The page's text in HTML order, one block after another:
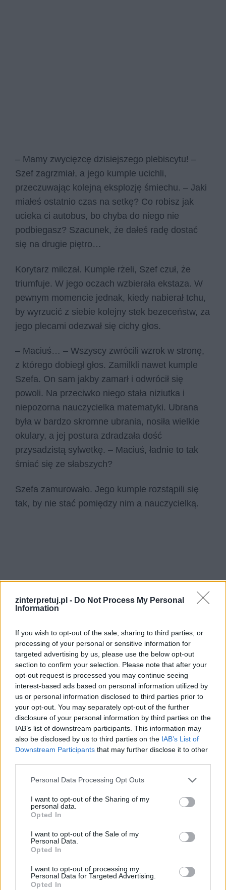
zinterpretuj.pl - Do Not Process My Personal
Information
If you wish to opt-out of the sale, sharing to third parties, or
processing of your personal or sensitive information for
targeted advertising by us, please use the below opt-out
section to confirm your selection. Please note that after your
opt-out request is processed you may continue seeing
interest-based ads based on personal information utilized by
us or personal information disclosed to third parties prior to
your opt-out. You may separately opt-out of the further
disclosure of your personal information by third parties on the
IAB’s list of downstream participants. This information may
also be disclosed by us to third parties on the IAB’s List of
Downstream Participants that may further disclose it to other
Personal Data Processing Opt Outs
I want to opt-out of the Sharing of my
personal data.
Opted In
I want to opt-out of the Sale of my
Personal Data.
Opted In
I want to opt-out of processing my
Personal Data for Targeted Advertising.
Opted In
– Mamy zwycięzcę dzisiejszego plebiscytu! –
Szef zagrzmiał, a jego kumple ucichli,
przeczuwając kolejną eksplozję śmiechu. – Jaki
miałeś ostatnio czas na setkę? Co robisz jak
ucieka ci autobus, bo chyba do niego nie
podbiegasz? Szacunek, że dałeś radę dostać
się na drugie piętro…
Korytarz milczał. Kumple rżeli, Szef czuł, że
triumfuje. W jego oczach wzbierała ekstaza. W
pewnym momencie jednak, kiedy nabierał tchu,
by wyrzucić z siebie kolejny stek bezeceństw, za
jego plecami odezwał się cichy głos.
– Maciuś… – Wszyscy zwrócili wzrok w stronę,
z którego dobiegł głos. Zamilkli nawet kumple
Szefa. On sam jakby zamarł i odwrócił się
powoli. Na przeciwko niego stała niziutka i
niepozorna nauczycielka matematyki. Ubrana
była w bardzo skromne ubrania, nosiła wielkie
okulary, a jej postura zdradzała dość
przysadzistą sylwetkę. – Maciuś, ładnie to tak
śmiać się ze słabszych?
Szefa zamurowało. Jego kumple rozstąpili się
tak, by nie stać pomiędzy nim a nauczycielką.
były coraz bardziej rozbawione.
– Maciusiu, przeszkadzają ci może moje
chciałbyś powiedzieć coś na temat mojej…
sylwetki?
Na korytarzu dało się słyszeć chichot podziwu.